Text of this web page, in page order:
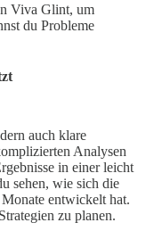
Viva Glint, um
du Probleme
auch klare
Analysen
in einer leicht
sehen, wie sich die
entwickelt hat.
zu planen.